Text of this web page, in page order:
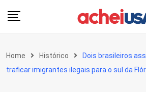
Home Histórico
Dois brasileiros
traficar imigrantes ilegais para o sul da